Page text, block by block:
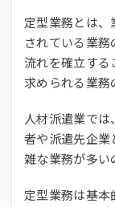
定型業務とは、
されている業務
流れを確立する
求められる業務
人材派遣業で
者や派遣先企業
雑な業務が多い
定型業務は基本